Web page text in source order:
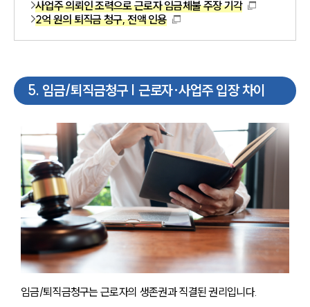
사업주 의뢰인 조력으로 근로자 임금체불 주장 기각
2억 원의 퇴직금 청구, 전액 인용
5. 임금/퇴직금청구 | 근로자·사업주 입장 차이
임금/퇴직금청구는 근로자의 생존권과 직결된 권리입니다.